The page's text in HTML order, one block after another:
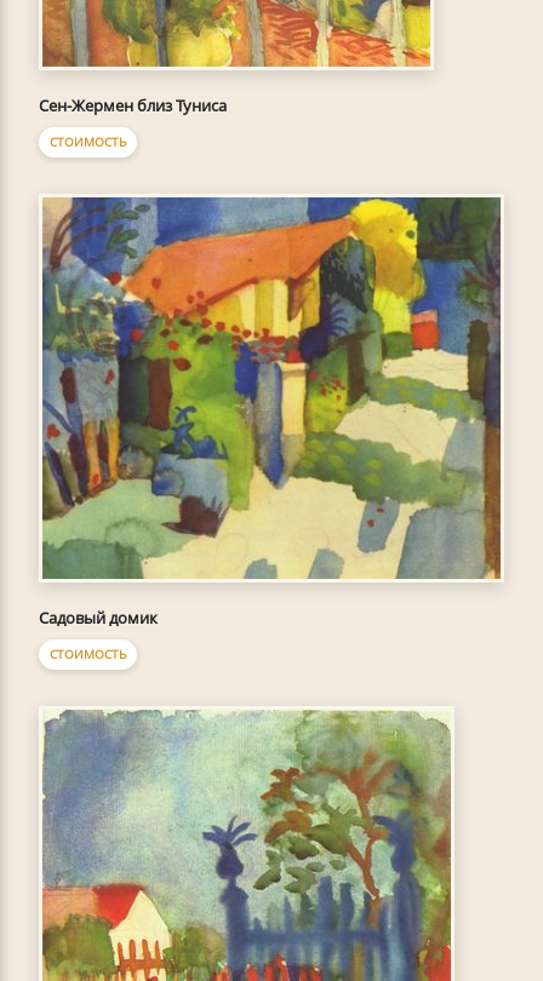
Сен-Жермен близ Туниса
СТОИМОСТЬ
Садовый домик
СТОИМОСТЬ